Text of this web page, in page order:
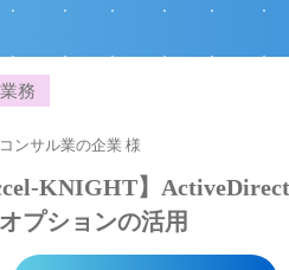
mart
務
ンサル業の企業 様
KNIGHT】
プションの活用